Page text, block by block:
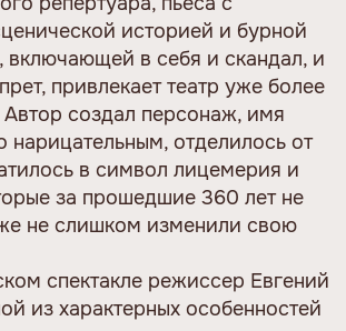
историей и бурной
включающей в себя и скандал, и
привлекает театр уже более
Автор создал персонаж, имя
нарицательным, отделилось от
в символ лицемерия и
за прошедшие 360 лет не
не слишком изменили свою
спектакле режиссер Евгений
из характерных особенностей